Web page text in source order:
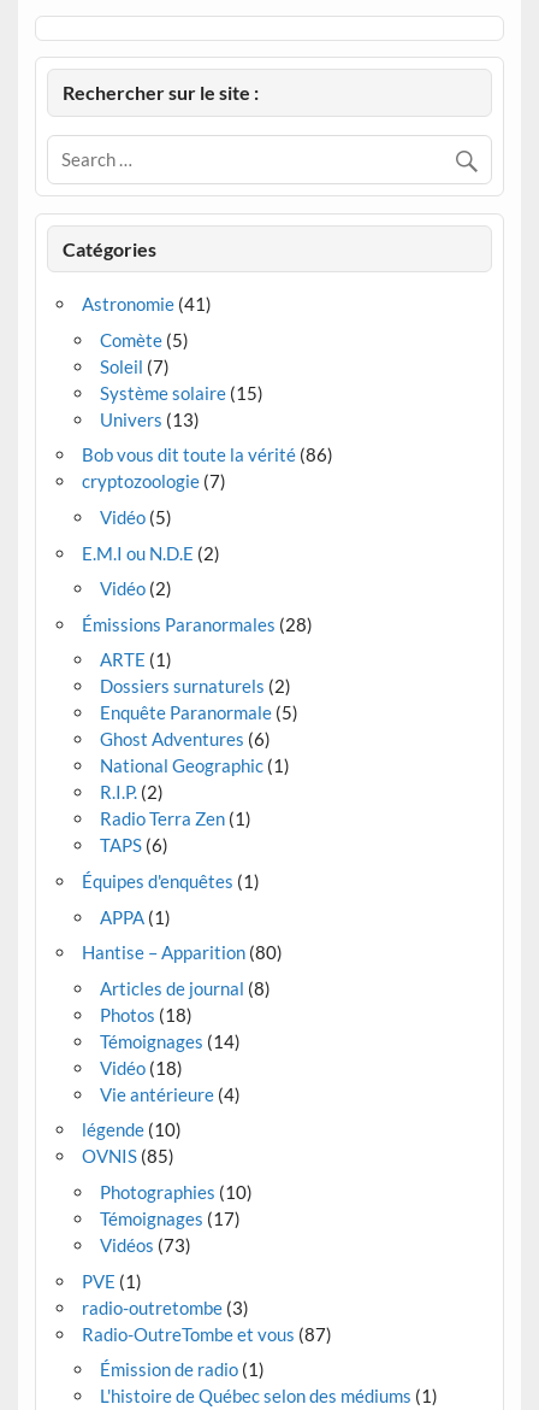
Rechercher sur le site :
Catégories
Astronomie(41)
Comète(5)
Soleil (7)
Système solaire(15)
Univers (13)
Bob vous dit toute la vérité(86)
cryptozoologie(7)
Vidéo(5)
E.M.I ou N.D.E (2)
Vidéo(2)
Émissions Paranormales (28)
ARTE (1)
Dossiers surnaturels (2)
Enquête Paranormale(5)
Ghost Adventures (6)
National Geographic(1)
R.I.P.(2)
Radio Terra Zen(1)
TAPS(6)
Équipes d'enquêtes (1)
APPA(1)
Hantise – Apparition(80)
Articles de journal (8)
Photos (18)
Témoignages (14)
Vidéo(18)
Vie antérieure(4)
légende(10)
OVNIS(85)
Photographies (10)
Témoignages (17)
Vidéos (73)
PVE (1)
radio-outretombe(3)
Radio-OutreTombe et vous (87)
Émission de radio(1)
L'histoire de Québec selon des médiums (1)